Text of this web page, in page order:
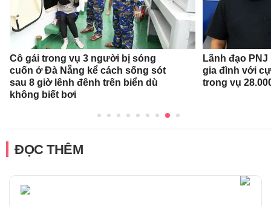
Cô gái trong vụ 3 người bị sóng
cuốn ở Đà Nẵng kể cách sống sót
sau 8 giờ lênh đênh trên biển dù
không biết bơi
Lãnh đạo
gia đình với
trong vụ
ĐỌC THÊM